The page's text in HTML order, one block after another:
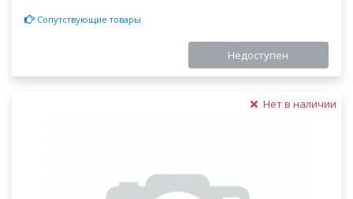
Сопутствующие товары
Недоступен
Нет в наличии